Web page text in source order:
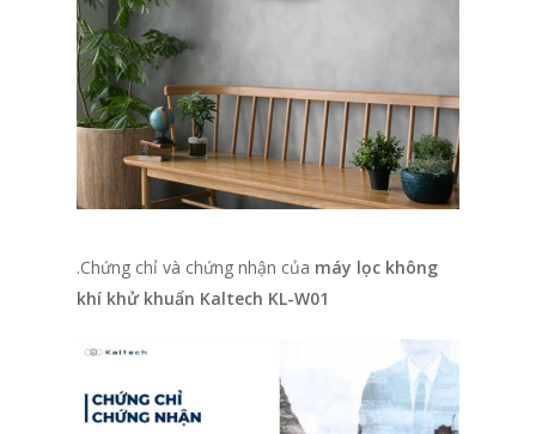
.Chứng chỉ và chứng nhận của máy lọc không
khí khử khuẩn Kaltech KL-W01